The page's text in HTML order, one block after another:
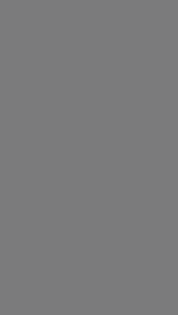
énergétique
actuels :
et menuiseries de qualité
mode de vie
avec finitions